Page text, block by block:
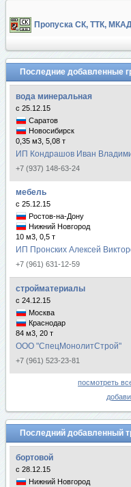
Пропуска СК, ТТК,
Последние добавленные
вода минеральная
с 25.12.15
Саратов
Новосибирск
0,35 м3, 5,08 т
ИП Кондрашов Иван
+7 (937) 148-63-24
мебель
с 25.12.15
Ростов-на-Дону
Нижний Новгород
10 м3, 0,5 т
ИП Пронских Алексей
+7 (961) 631-12-59
стройматериалы
с 24.12.15
Москва
Краснодар
84 м3, 20 т
ООО "СпецМонолитСтрой"
+7 (961) 523-23-81
посмотреть
Последний добавленный
бортовой
с 28.12.15
Нижний Новгород